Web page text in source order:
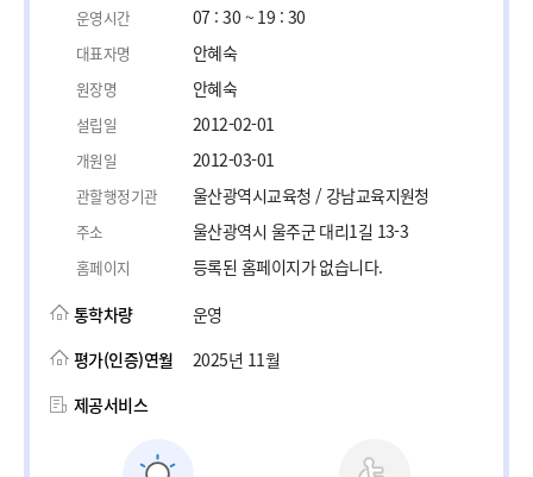
운영시간 07 : 30 ~ 19 : 30
대표자명 안혜숙
원장명 안혜숙
설립일 2012-02-01
개원일 2012-03-01
관할행정기관 울산광역시교육청 / 강남교육지원청
주소 울산광역시 울주군 대리1길 13-3
홈페이지
등록된 홈페이지가 없습니다.
통학차량
운영
평가(인증)연월
2025년 11월
제공서비스